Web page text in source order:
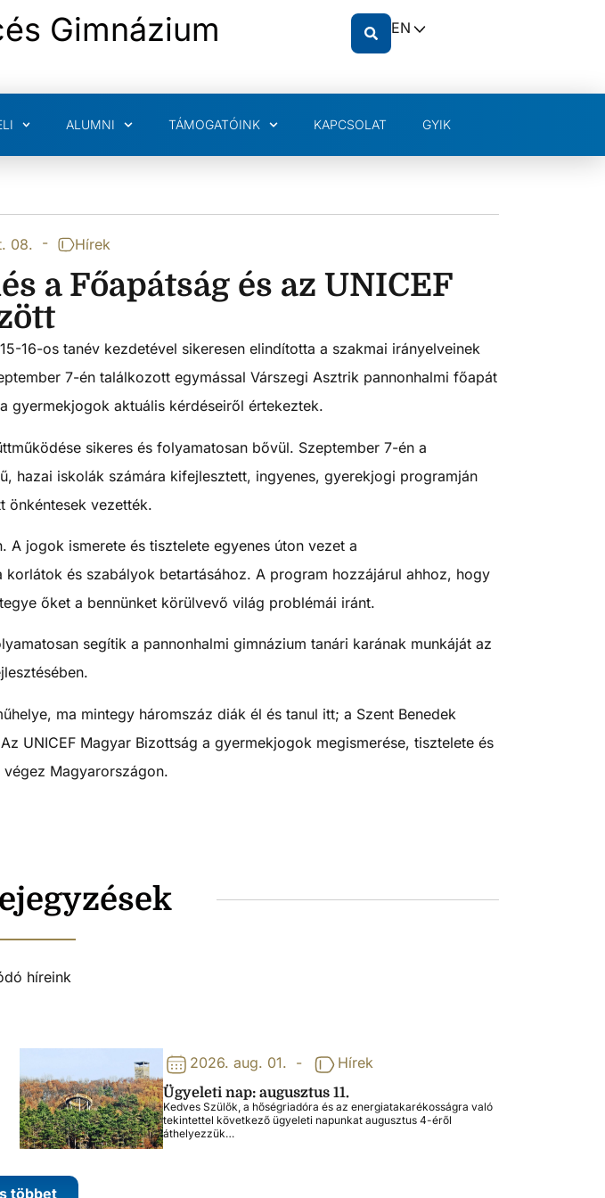
Gimnázium EN
ALUMNI TÁMOGATÓINK KAPCSOLAT GYIK
08. - Hírek
a Főapátság és az UNICEF
16-os tanév kezdetével sikeresen elindította a szakmai irányelveinek
7-én találkozott egymással Várszegi Asztrik pannonhalmi főapát
gyermekjogok aktuális kérdéseiről értekeztek.
sikeres és folyamatosan bővül. Szeptember 7-én a
hazai iskolák számára kifejlesztett, ingyenes, gyerekjogi programján
önkéntesek vezették.
jogok ismerete és tisztelete egyenes úton vezet a
és szabályok betartásához. A program hozzájárul ahhoz, hogy
őket a bennünket körülvevő világ problémái iránt.
segítik a pannonhalmi gimnázium tanári karának munkáját az
ma mintegy háromszáz diák él és tanul itt; a Szent Benedek
UNICEF Magyar Bizottság a gyermekjogok megismerése, tisztelete és
Magyarországon.
híreink
2026. aug. 01. - Hírek
Ügyeleti nap: augusztus 11.
Kedves Szülők, a hőségriadóra és az energiatakarékosságra való
tekintettel következő ügyeleti napunkat augusztus 4-éről
áthelyezzük…
többet